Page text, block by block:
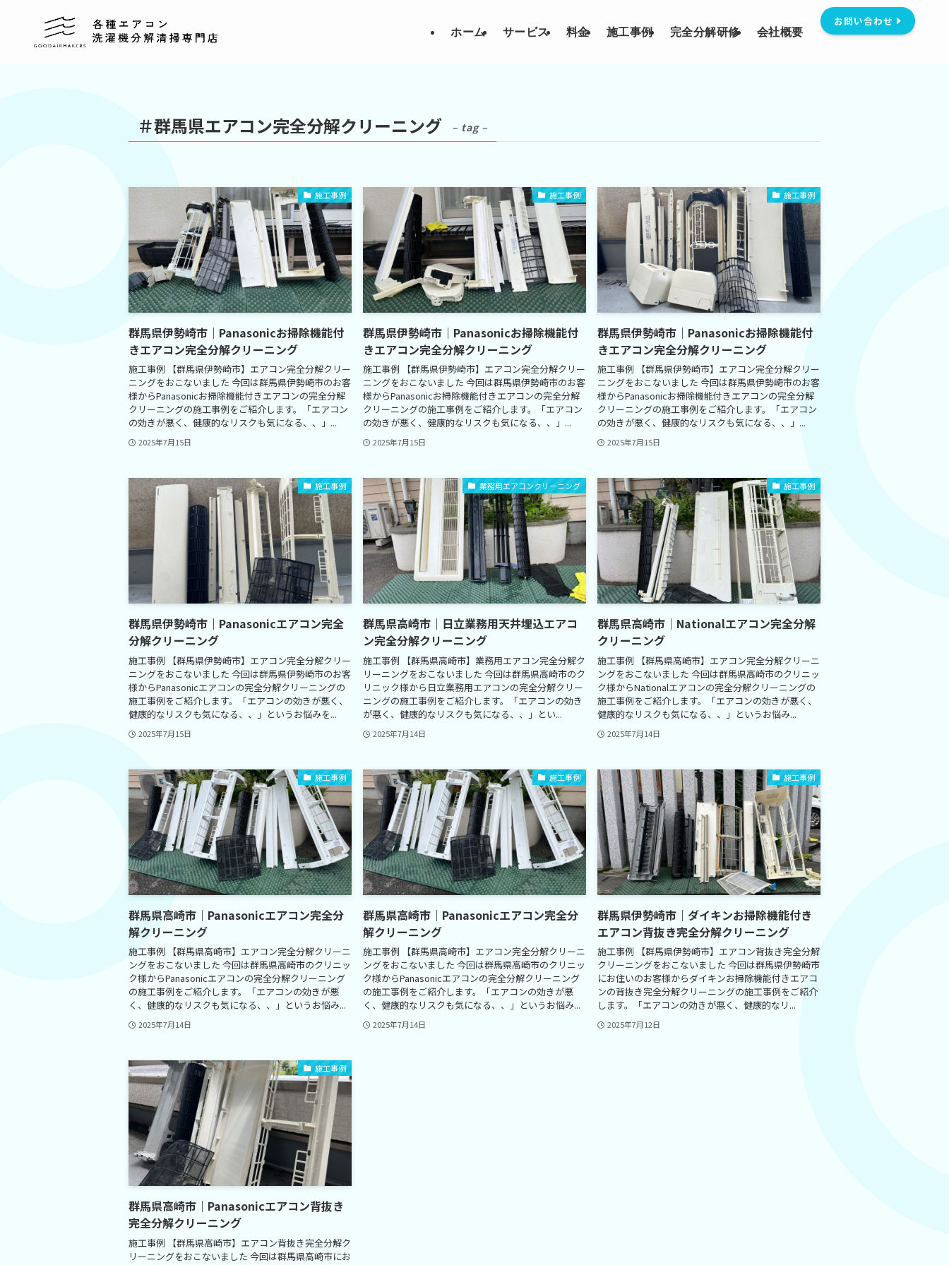
ホーム サービス 料金 施工事例 完全分解研修 会社概要
お問い合わせ
＃群馬県エアコン完全分解クリーニング – tag –
施工事例
群馬県伊勢崎市｜Panasonicお掃除機能付
きエアコン完全分解クリーニング
施工事例 【群馬県伊勢崎市】エアコン完全分解クリー
ニングをおこないました 今回は群馬県伊勢崎市のお客
様からPanasonicお掃除機能付きエアコンの完全分解
クリーニングの施工事例をご紹介します。「エアコン
の効きが悪く、健康的なリスクも気になる、、」...
2025年7月15日
施工事例
群馬県伊勢崎市｜Panasonicお掃除機能付
きエアコン完全分解クリーニング
施工事例 【群馬県伊勢崎市】エアコン完全分解クリー
ニングをおこないました 今回は群馬県伊勢崎市のお客
様からPanasonicお掃除機能付きエアコンの完全分解
クリーニングの施工事例をご紹介します。「エアコン
の効きが悪く、健康的なリスクも気になる、、」...
2025年7月15日
施工事例
群馬県伊勢崎市｜Panasonicお掃除機能付
きエアコン完全分解クリーニング
施工事例 【群馬県伊勢崎市】エアコン完全分解クリー
ニングをおこないました 今回は群馬県伊勢崎市のお客
様からPanasonicお掃除機能付きエアコンの完全分解
クリーニングの施工事例をご紹介します。「エアコン
の効きが悪く、健康的なリスクも気になる、、」...
2025年7月15日
施工事例
群馬県伊勢崎市｜Panasonicエアコン完全
分解クリーニング
施工事例 【群馬県伊勢崎市】エアコン完全分解クリー
ニングをおこないました 今回は群馬県伊勢崎市のお客
様からPanasonicエアコンの完全分解クリーニングの
施工事例をご紹介します。「エアコンの効きが悪く、
健康的なリスクも気になる、、」というお悩みを...
2025年7月15日
業務用エアコンクリーニング
群馬県高崎市｜日立業務用天井埋込エアコ
ン完全分解クリーニング
施工事例 【群馬県高崎市】業務用エアコン完全分解ク
リーニングをおこないました 今回は群馬県高崎市のク
リニック様から日立業務用エアコンの完全分解クリー
ニングの施工事例をご紹介します。「エアコンの効き
が悪く、健康的なリスクも気になる、、」とい...
2025年7月14日
施工事例
群馬県高崎市｜Nationalエアコン完全分解
クリーニング
施工事例 【群馬県高崎市】エアコン完全分解クリーニ
ングをおこないました 今回は群馬県高崎市のクリニッ
ク様からNationalエアコンの完全分解クリーニングの
施工事例をご紹介します。「エアコンの効きが悪く、
健康的なリスクも気になる、、」というお悩み...
2025年7月14日
施工事例
群馬県高崎市｜Panasonicエアコン完全分
解クリーニング
施工事例 【群馬県高崎市】エアコン完全分解クリーニ
ングをおこないました 今回は群馬県高崎市のクリニッ
ク様からPanasonicエアコンの完全分解クリーニング
の施工事例をご紹介します。「エアコンの効きが悪
く、健康的なリスクも気になる、、」というお悩み...
2025年7月14日
施工事例
群馬県高崎市｜Panasonicエアコン完全分
解クリーニング
施工事例 【群馬県高崎市】エアコン完全分解クリーニ
ングをおこないました 今回は群馬県高崎市のクリニッ
ク様からPanasonicエアコンの完全分解クリーニング
の施工事例をご紹介します。「エアコンの効きが悪
く、健康的なリスクも気になる、、」というお悩み...
2025年7月14日
施工事例
群馬県伊勢崎市｜ダイキンお掃除機能付き
エアコン背抜き完全分解クリーニング
施工事例 【群馬県伊勢崎市】エアコン背抜き完全分解
クリーニングをおこないました 今回は群馬県伊勢崎市
にお住いのお客様からダイキンお掃除機能付きエアコ
ンの背抜き完全分解クリーニングの施工事例をご紹介
します。「エアコンの効きが悪く、健康的なリ...
2025年7月12日
施工事例
群馬県高崎市｜Panasonicエアコン背抜き
完全分解クリーニング
施工事例 【群馬県高崎市】エアコン背抜き完全分解ク
リーニングをおこないました 今回は群馬県高崎市にお